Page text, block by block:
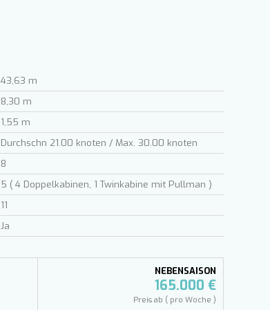
43,63 m
8,30 m
1,55 m
Durchschn 21.00 knoten / Max. 30.00 knoten
8
5 ( 4 Doppelkabinen, 1 Twinkabine mit Pullman )
11
Ja
NEBENSAISON
165.000 €
Preis ab ( pro Woche )